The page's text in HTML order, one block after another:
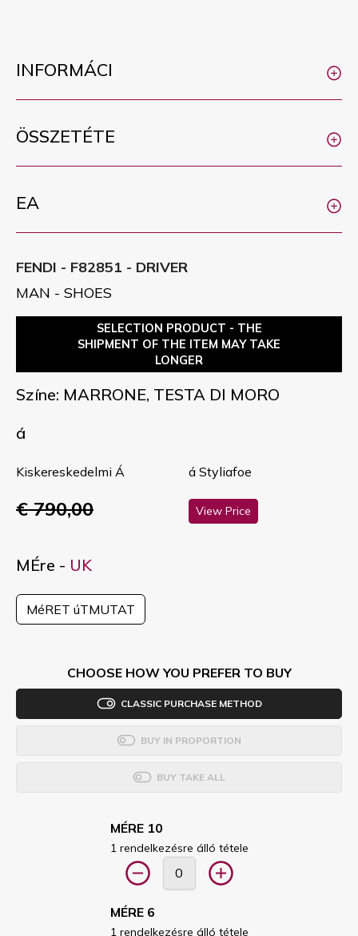
INFORMÁCI
ÖSSZETÉTE
EA
FENDI - F82851 - DRIVER
MAN - SHOES
SELECTION PRODUCT - THE
SHIPMENT OF THE ITEM MAY TAKE
LONGER
Színe: MARRONE, TESTA DI MORO
á
Kiskereskedelmi Á
€ 790,00
á Styliafoe
View Price
MÉre - UK
MéRET úTMUTAT
CHOOSE HOW YOU PREFER TO BUY
CLASSIC PURCHASE METHOD
BUY IN PROPORTION
BUY TAKE ALL
MÉRE 10
1 rendelkezésre álló tétele
MÉRE 6
1 rendelkezésre álló tétele